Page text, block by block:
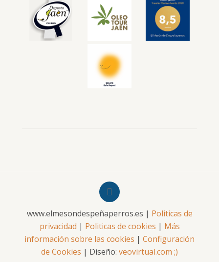
www.elmesondespeñaperros.es | Politicas de
privacidad | Politicas de cookies | Más
información sobre las cookies | Configuración
de Cookies | Diseño: veovirtual.com ;)